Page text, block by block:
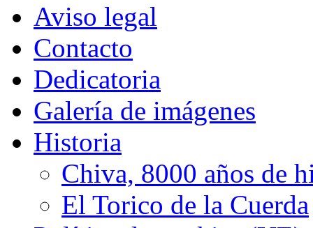
Aviso legal
Contacto
Dedicatoria
Galería de imágenes
Historia
Chiva, 8000 años de
El Torico de la Cuerda